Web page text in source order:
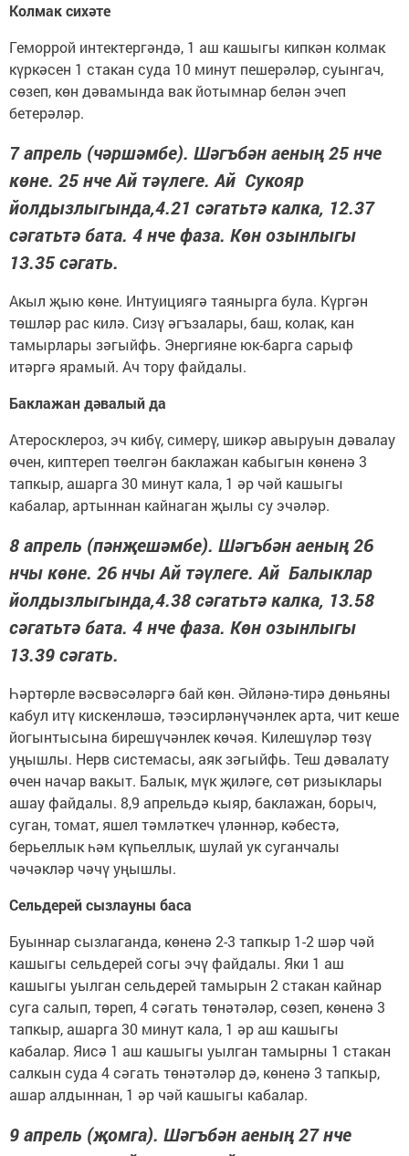
Колмак сихәте
Геморрой интектергәндә, 1 аш кашыгы кипкән колмак
күркәсен 1 стакан суда 10 минут пешерәләр, суынгач,
сөзеп, көн дәвамында вак йотымнар белән эчеп
бетерәләр.
7 апрель (чәршәмбе). Шәгъбән аеның 25 нче
көне. 25 нче Ай тәүлеге. Ай Сукояр
йолдызлыгында,4.21 сәгатьтә калка, 12.37
сәгатьтә бата. 4 нче фаза. Көн озынлыгы
13.35 сәгать.
Акыл җыю көне. Интуициягә таянырга була. Күргән
төшләр рас килә. Сизү әгъзалары, баш, колак, кан
тамырлары зәгыйфь. Энергияне юк-барга сарыф
итәргә ярамый. Ач тору файдалы.
Баклажан дәвалый да
Атеросклероз, эч кибү, симерү, шикәр авыруын дәвалау
өчен, киптереп төелгән баклажан кабыгын көненә 3
тапкыр, ашарга 30 минут кала, 1 әр чәй кашыгы
кабалар, артыннан кайнаган җылы су эчәләр.
8 апрель (пәнҗешәмбе). Шәгъбән аеның 26
нчы көне. 26 нчы Ай тәүлеге. Ай Балыклар
йолдызлыгында,4.38 сәгатьтә калка, 13.58
сәгатьтә бата. 4 нче фаза. Көн озынлыгы
13.39 сәгать.
Һәртөрле вәсвәсәләргә бай көн. Әйләнә-тирә дөньяны
кабул итү кискенләшә, тәэсирләнүчәнлек арта, чит кеше
йогынтысына бирешүчәнлек көчәя. Килешүләр төзү
уңышлы. Нерв системасы, аяк зәгыйфь. Теш дәвалату
өчен начар вакыт. Балык, мүк җиләге, сөт ризыклары
ашау файдалы. 8,9 апрельдә кыяр, баклажан, борыч,
суган, томат, яшел тәмләткеч үләннәр, кәбестә,
берьеллык һәм күпьеллык, шулай ук суганчалы
чәчәкләр чәчү уңышлы.
Сельдерей сызлауны баса
Буыннар сызлаганда, көненә 2-3 тапкыр 1-2 шәр чәй
кашыгы сельдерей согы эчү файдалы. Яки 1 аш
кашыгы уылган сельдерей тамырын 2 стакан кайнар
суга салып, төреп, 4 сәгать төнәтәләр, сөзеп, көненә 3
тапкыр, ашарга 30 минут кала, 1 әр аш кашыгы
кабалар. Яисә 1 аш кашыгы уылган тамырны 1 стакан
салкын суда 4 сәгать төнәтәләр дә, көненә 3 тапкыр,
ашар алдыннан, 1 әр чәй кашыгы кабалар.
9 апрель (җомга). Шәгъбән аеның 27 нче